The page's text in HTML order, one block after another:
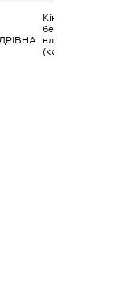
Кінцевий
бенефіціарний
власник
(контролер)